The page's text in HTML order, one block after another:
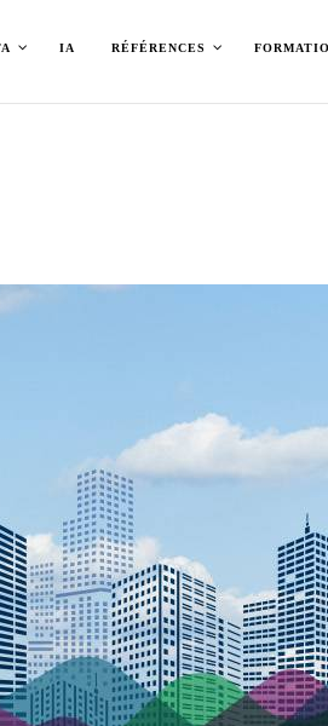
IA RÉFÉRENCES